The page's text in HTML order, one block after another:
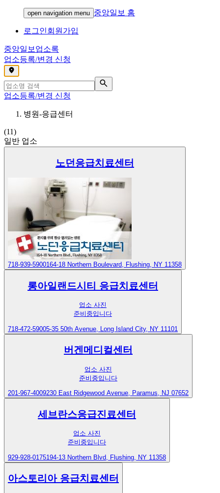
open navigation menu 중앙일보 홈
로그인회원가입
중앙일보 업소록
업소등록/변경 신청
,
업소등록/변경 신청
병원-응급센터
(11)
일반 업소
노던응급치료센터
718-939-5900164-18 Northern Boulevard, Flushing, NY 11358
롱아일랜드시티 응급치료센터
업소 사진
준비중입니다
718-472-59005-35 50th Avenue, Long Island City, NY 11101
버겐메디컬센터
업소 사진
준비중입니다
201-967-4009230 East Ridgewood Avenue, Paramus, NJ 07652
세브란스응급진료센터
업소 사진
준비중입니다
929-928-0175194-13 Northern Blvd, Flushing, NY 11358
아스토리아 응급치료센터